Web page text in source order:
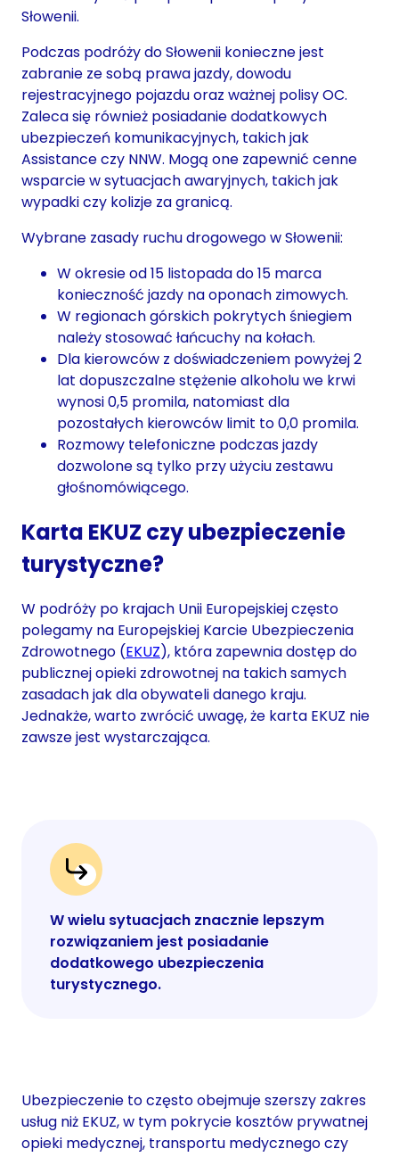
Słowenii.
Podczas podróży do Słowenii konieczne jest
zabranie ze sobą prawa jazdy, dowodu
rejestracyjnego pojazdu oraz ważnej polisy OC.
Zaleca się również posiadanie dodatkowych
ubezpieczeń komunikacyjnych, takich jak
Assistance czy NNW. Mogą one zapewnić cenne
wsparcie w sytuacjach awaryjnych, takich jak
wypadki czy kolizje za granicą.
Wybrane zasady ruchu drogowego w Słowenii:
W okresie od 15 listopada do 15 marca
konieczność jazdy na oponach zimowych.
W regionach górskich pokrytych śniegiem
należy stosować łańcuchy na kołach.
Dla kierowców z doświadczeniem powyżej 2
lat dopuszczalne stężenie alkoholu we krwi
wynosi 0,5 promila, natomiast dla
pozostałych kierowców limit to 0,0 promila.
Rozmowy telefoniczne podczas jazdy
dozwolone są tylko przy użyciu zestawu
głośnomówiącego.
Karta EKUZ czy ubezpieczenie
turystyczne?
W podróży po krajach Unii Europejskiej często
polegamy na Europejskiej Karcie Ubezpieczenia
Zdrowotnego (EKUZ), która zapewnia dostęp do
publicznej opieki zdrowotnej na takich samych
zasadach jak dla obywateli danego kraju.
Jednakże, warto zwrócić uwagę, że karta EKUZ nie
zawsze jest wystarczająca.
W wielu sytuacjach znacznie lepszym
rozwiązaniem jest posiadanie
dodatkowego ubezpieczenia
turystycznego.
Ubezpieczenie to często obejmuje szerszy zakres
usług niż EKUZ, w tym pokrycie kosztów prywatnej
opieki medycznej, transportu medycznego czy